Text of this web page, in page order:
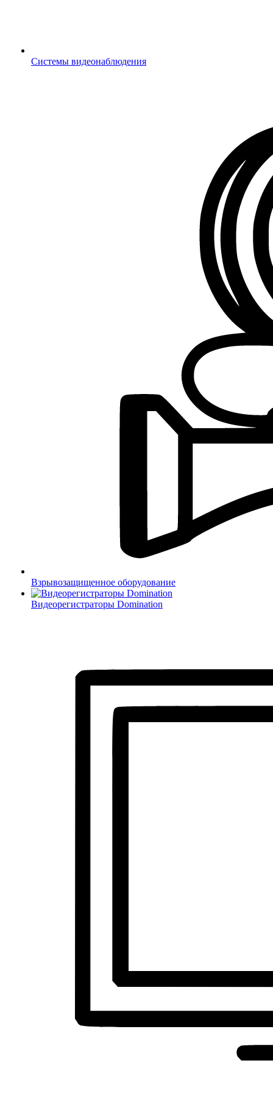
Системы видеонаблюдения
Взрывозащищенное оборудование
Видеорегистраторы Domination